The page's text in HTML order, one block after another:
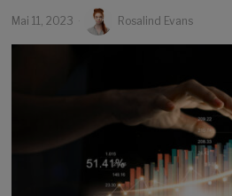
Mai 11, 2023 Rosalind Evans